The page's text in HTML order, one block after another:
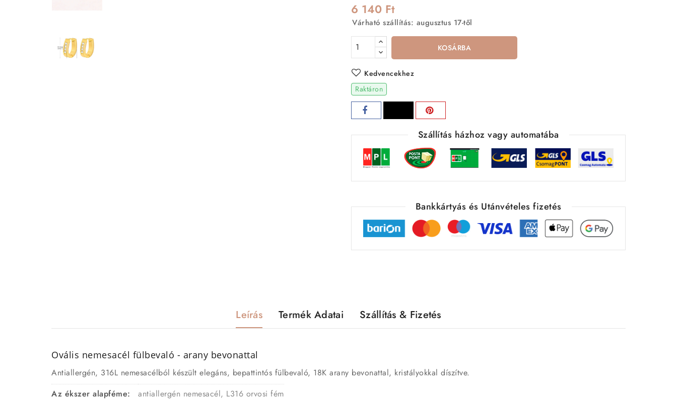
6 140 Ft
Várható szállítás: augusztus 17-től
KOSÁRBA
Kedvencekhez
Raktáron
Szállítás házhoz vagy automatába
Bankkártyás és Utánvételes fizetés
Leírás Termék Adatai Szállítás & Fizetés
Ovális nemesacél fülbevaló - arany bevonattal
Antiallergén, 316L nemesacélból készült elegáns, bepattintós fülbevaló, 18K arany bevonattal, kristályokkal díszítve.
Az ékszer alapféme:
antiallergén nemesacél, L316 orvosi fém